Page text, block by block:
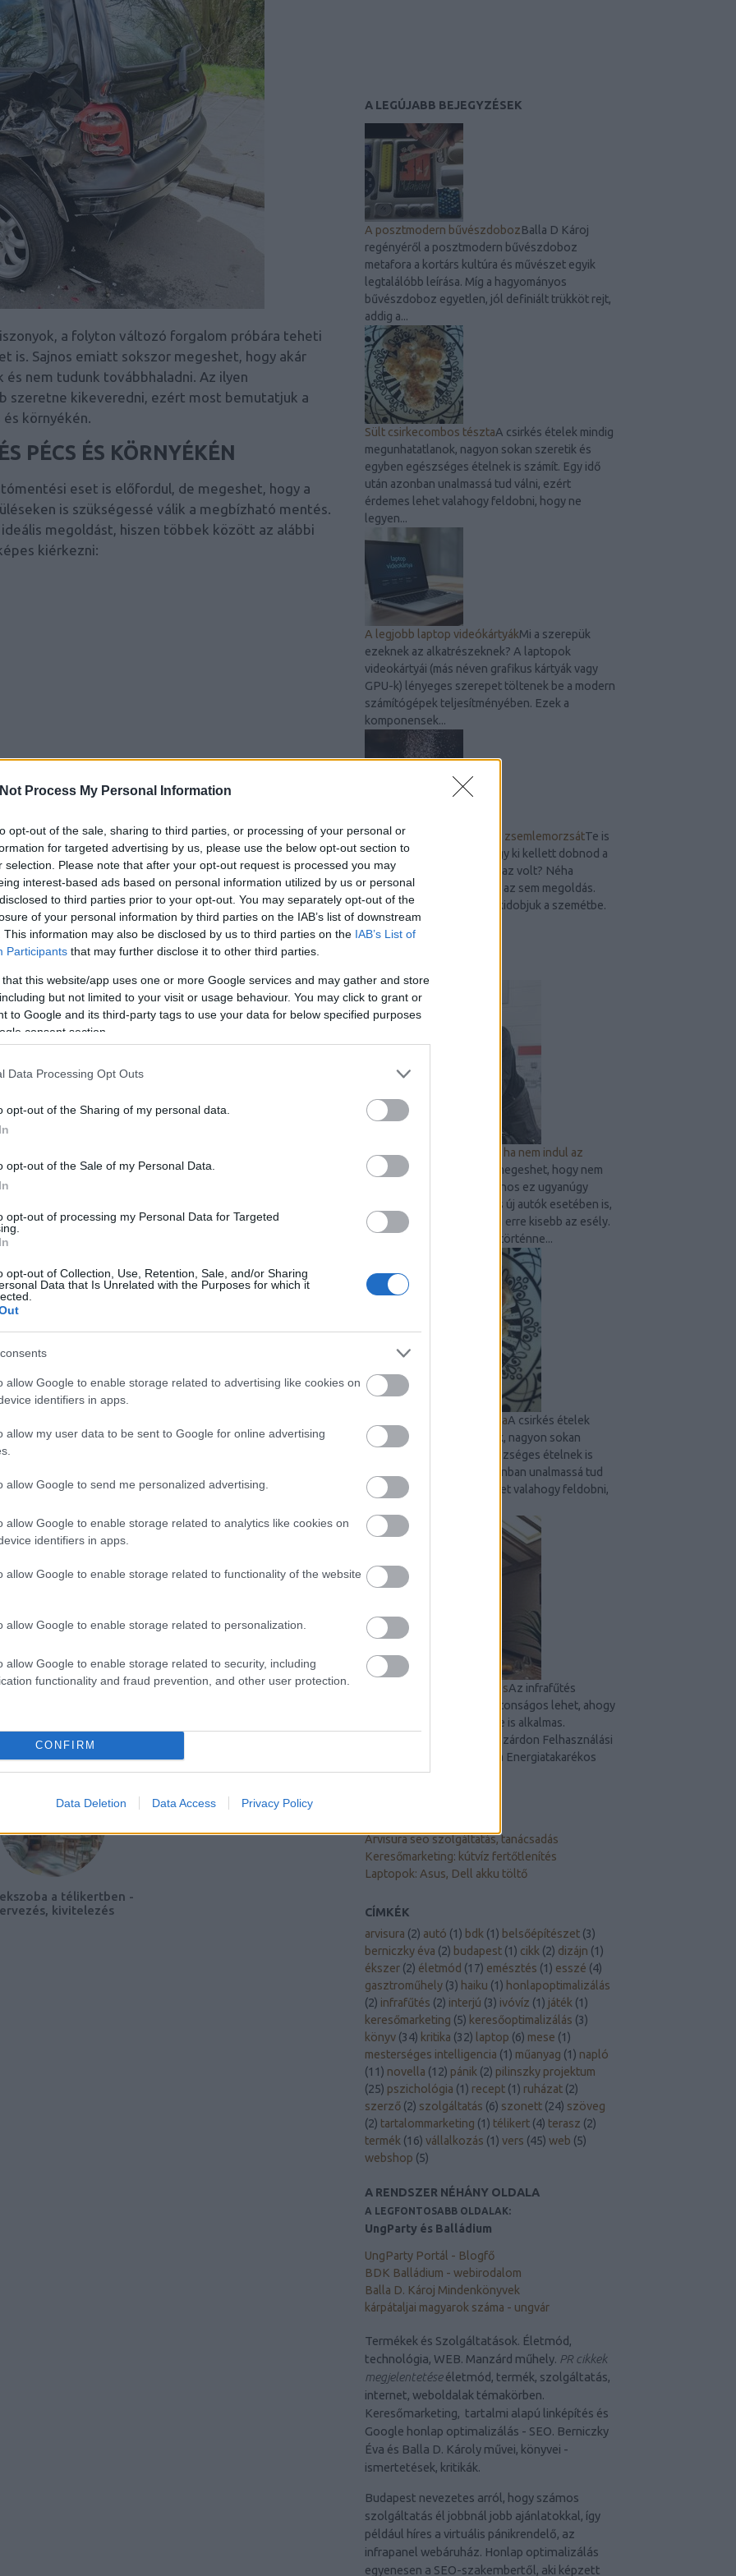
Process My Personal Information
opt-out of the sale, sharing to third parties, or processing of your personal or
for targeted advertising by us, please use the below opt-out section to
selection. Please note that after your opt-out request is processed you may
interest-based ads based on personal information utilized by us or personal
to third parties prior to your opt-out. You may separately opt-out of the
of your personal information by third parties on the IAB’s list of downstream
This information may also be disclosed by us to third parties on the IAB’s List of
Participants that may further disclose it to other third parties.
that this website/app uses one or more Google services and may gather and store
but not limited to your visit or usage behaviour. You may click to grant or
to Google and its third-party tags to use your data for below specified purposes
consent section.
Data Processing Opt Outs
opt-out of the Sharing of my personal data.
opt-out of the Sale of my Personal Data.
opt-out of processing my Personal Data for Targeted
opt-out of Collection, Use, Retention, Sale, and/or Sharing
Data that Is Unrelated with the Purposes for which it
allow Google to enable storage related to advertising like cookies on
identifiers in apps.
allow my user data to be sent to Google for online advertising
allow Google to send me personalized advertising.
allow Google to enable storage related to analytics like cookies on
identifiers in apps.
allow Google to enable storage related to functionality of the website
allow Google to enable storage related to personalization.
allow Google to enable storage related to security, including
functionality and fraud prevention, and other user protection.
CONFIRM
Data Deletion Data Access Privacy Policy
a folyton változó forgalom próbára teheti
is. Sajnos emiatt sokszor megeshet, hogy akár
nem tudunk továbbhaladni. Az ilyen
szeretne kikeveredni, ezért most bemutatjuk a
környékén.
PÉCS ÉS KÖRNYÉKÉN
eset is előfordul, de megeshet, hogy a
is szükségessé válik a megbízható mentés.
megoldást, hiszen többek között az alábbi
kiérkezni:
, vagy épp Harkányban lenne szükségünk egy
akkor az SOS autómentőt érdemes
660 4868
Autómentő melletti legkomolyabb érv, hogy
hogy minden balszerencsésnek megoldást
nem csak egyszerű autómentési- és
hanem az alábbiak esetében is:
miatt lehet ideális választás, hanem
hozzá segítségért, hiszen 0-24-ben
teljes területén is.
akár az éjszakai-hajnali órákban is
kijutni a bajból.
és szakszerű autómentőt keresünk Pécs és
bizalommal fordulhatunk.
BEJEGYZÉSEK:
a télikertben -
kivitelezés
A LEGÚJABB BEJEGYZÉSEK
A posztmodern bűvészdobozBalla D Károj
regényéről a posztmodern bűvészdoboz
metafora a kortárs kultúra és művészet egyik
legtalálóbb leírása. Míg a hagyományos
bűvészdoboz egyetlen, jól definiált trükköt rejt,
addig a...
Sült csirkecombos tésztaA csirkés ételek mindig
megunhatatlanok, nagyon sokan szeretik és
egyben egészséges ételnek is számít. Egy idő
után azonban unalmassá tud válni, ezért
érdemes lehet valahogy feldobni, hogy ne
legyen...
A legjobb laptop videókártyákMi a szerepük
ezeknek az alkatrészeknek? A laptopok
videokártyái (más néven grafikus kártyák vagy
GPU-k) lényeges szerepet töltenek be a modern
számítógépek teljesítményében. Ezek a
komponensek...
Spórolási tipp: készíts házi zsemlemorzsátTe is
sokszor jártál már úgy, hogy ki kellett dobnod a
kenyeret, mert már túl száraz volt? Néha
ehetünk pirítóst, de mindig az sem megoldás.
Ilyenkor mit tudunk tenni, kidobjuk a szemétbe.
De van más...
9 dolog, amit ellenőrizz, ha nem indul az
autó
Bárkivel, bármikor megeshet, hogy nem
indul be gépjárműve. Sajnos ez ugyanúgy
előfordulhat használt és új autók esetében is,
persze az újak esetében erre kisebb az esély.
Amennyiben mégis megtörténne...
Sült csirkecombos tésztaA csirkés ételek
mindig megunhatatlanok, nagyon sokan
szeretik és egyben egészséges ételnek is
számít. Egy idő után azonban unalmassá tud
válni, ezért érdemes lehet valahogy feldobni,
Manzárd tető - infra fűtésAz infrafűtés
manzárd tető alatt is biztonságos lehet, ahogy
kültéri teraszok fűtésére is alkalmas.
Infrasugaras fűtés a manzárdon Felhasználási
területek széles kínálata Energiatakarékos
az...
Arvisura seo szolgáltatás, tanácsadás
Keresőmarketing: kútvíz fertőtlenítés
Laptopok: Asus, Dell akku töltő
CÍMKÉK
arvisura (2) autó (1) bdk (1) belsőépítészet (3)
berniczky éva (2) budapest (1) cikk (2) dizájn (1)
ékszer (2) életmód (17) emésztés (1) esszé (4)
gasztroműhely (3) haiku (1) honlapoptimalizálás
(2) infrafűtés (2) interjú (3) ivóvíz (1) játék (1)
keresőmarketing (5) keresőoptimalizálás (3)
könyv (34) kritika (32) laptop (6) mese (1)
mesterséges intelligencia (1) műanyag (1) napló
(11) novella (12) pánik (2) pilinszky projektum
(25) pszichológia (1) recept (1) ruházat (2)
szerző (2) szolgáltatás (6) szonett (24) szöveg
(2) tartalommarketing (1) télikert (4) terasz (2)
termék (16) vállalkozás (1) vers (45) web (5)
webshop (5)
A RENDSZER NÉHÁNY OLDALA
A LEGFONTOSABB OLDALAK:
UngParty és Balládium
UngParty Portál - Blogfő
BDK Balládium - webirodalom
Balla D. Károj Mindenkönyvek
kárpátaljai magyarok száma - ungvár
Termékek és Szolgáltatások. Életmód,
technológia, WEB. Manzárd műhely. PR cikkek
megjelentetéseéletmód, termék, szolgáltatás,
internet, weboldalak témakörben.
Keresőmarketing, tartalmi alapú linképítés és
Google honlap optimalizálás - SEO. Berniczky
Éva és Balla D. Károly művei, könyvei -
ismertetések, kritikák.
Budapest nevezetes arról, hogy számos
szolgáltatás él jobbnál jobb ajánlatokkal, így
például híres a virtuális pánikrendelő, az
infrapanel webáruház. Honlap optimalizálás
egyenesen a SEO-szakembertől, aki képzett